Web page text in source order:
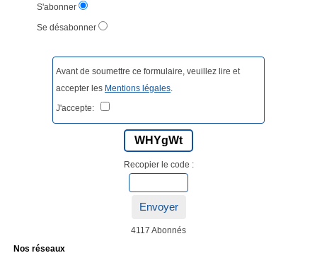
S'abonner
Se désabonner
Avant de soumettre ce formulaire, veuillez lire et
accepter les Mentions légales.
J'accepte:
WHYgWt
Recopier le code :
Envoyer
4117 Abonnés
Nos réseaux